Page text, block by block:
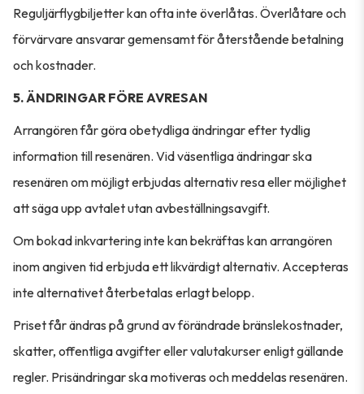
Reguljärflygbiljetter kan ofta inte överlåtas. Överlåtare och
förvärvare ansvarar gemensamt för återstående betalning
och kostnader.
5. ÄNDRINGAR FÖRE AVRESAN
Arrangören får göra obetydliga ändringar efter tydlig
information till resenären. Vid väsentliga ändringar ska
resenären om möjligt erbjudas alternativ resa eller möjlighet
att säga upp avtalet utan avbeställningsavgift.
Om bokad inkvartering inte kan bekräftas kan arrangören
inom angiven tid erbjuda ett likvärdigt alternativ. Accepteras
inte alternativet återbetalas erlagt belopp.
Priset får ändras på grund av förändrade bränslekostnader,
skatter, offentliga avgifter eller valutakurser enligt gällande
regler. Prisändringar ska motiveras och meddelas resenären.